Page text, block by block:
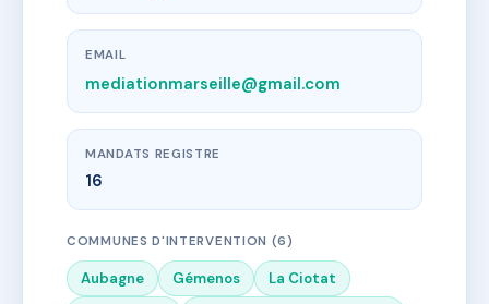
EMAIL
mediationmarseille@gmail.com
MANDATS REGISTRE
16
COMMUNES D'INTERVENTION (6)
Aubagne Gémenos
La Ciotat